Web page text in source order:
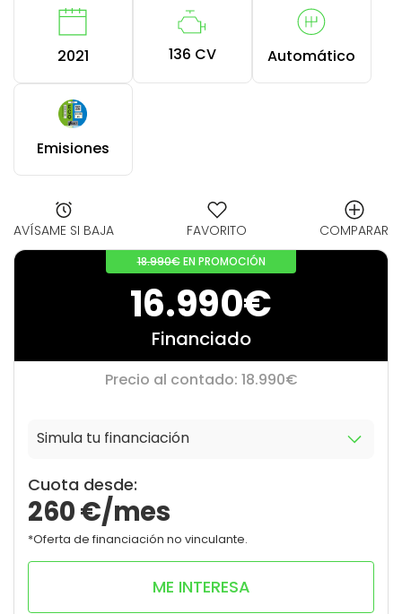
2021 136 CV Automático
Emisiones
AVÍSAME SI BAJA FAVORITO COMPARAR
18.990€EN PROMOCIÓN
16.990€
Financiado
Precio al contado: 18.990€
Simula tu financiación
Cuota desde:
260€/mes
*Oferta de financiación no vinculante.
ME INTERESA